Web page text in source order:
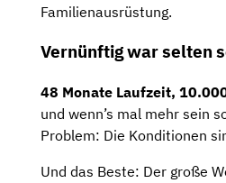
Familienausrüstung.
Vernünftig war selten
48 Monate Laufzeit,
und wenn’s mal mehr sein
Problem: Die Konditionen
Und das Beste: Der große